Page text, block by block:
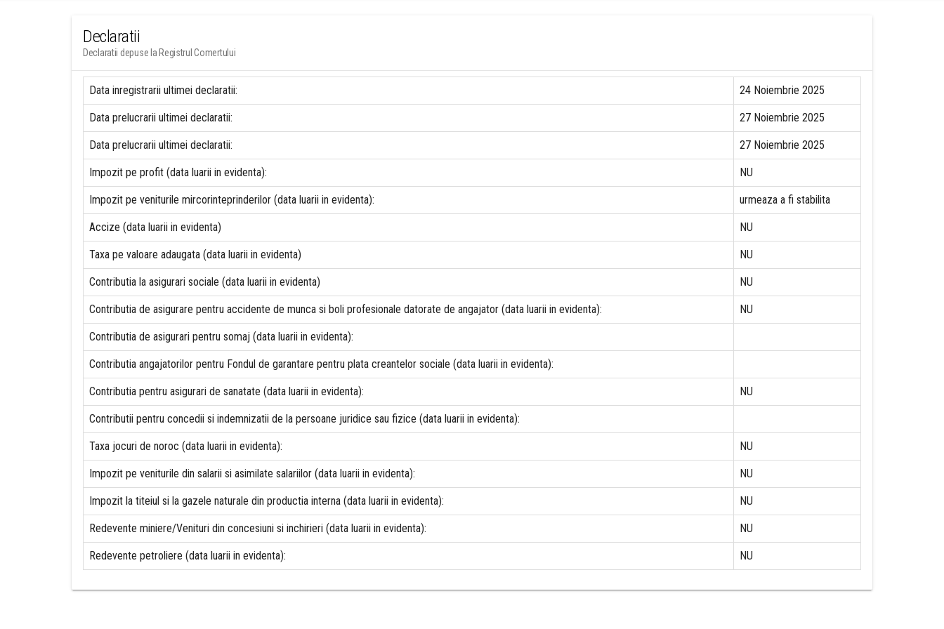
Declaratii
Declaratii depuse la Registrul Comertului
Data inregistrarii ultimei declaratii: 24 Noiembrie 2025
Data prelucrarii ultimei declaratii: 27 Noiembrie 2025
Data prelucrarii ultimei declaratii: 27 Noiembrie 2025
Impozit pe profit (data luarii in evidenta): NU
Impozit pe veniturile mircorinteprinderilor (data luarii in evidenta): urmeaza a fi stabilita
Accize (data luarii in evidenta) NU
Taxa pe valoare adaugata (data luarii in evidenta) NU
Contributia la asigurari sociale (data luarii in evidenta) NU
Contributia de asigurare pentru accidente de munca si boli profesionale datorate de angajator (data luarii in evidenta): NU
Contributia de asigurari pentru somaj (data luarii in evidenta):
Contributia angajatorilor pentru Fondul de garantare pentru plata creantelor sociale (data luarii in evidenta):
Contributia pentru asigurari de sanatate (data luarii in evidenta): NU
Contributii pentru concedii si indemnizatii de la persoane juridice sau fizice (data luarii in evidenta):
Taxa jocuri de noroc (data luarii in evidenta): NU
Impozit pe veniturile din salarii si asimilate salariilor (data luarii in evidenta): NU
Impozit la titeiul si la gazele naturale din productia interna (data luarii in evidenta): NU
Redevente miniere/Venituri din concesiuni si inchirieri (data luarii in evidenta): NU
Redevente petroliere (data luarii in evidenta): NU